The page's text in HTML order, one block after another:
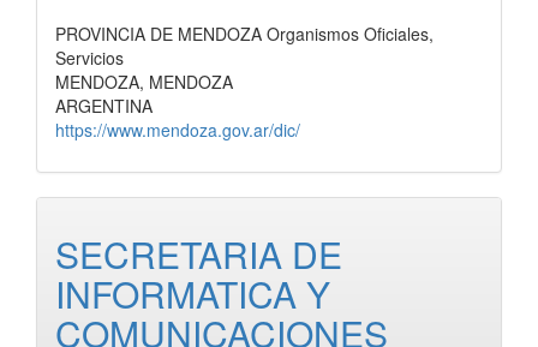
PROVINCIA DE MENDOZA Organismos Oficiales,
Servicios
MENDOZA, MENDOZA
ARGENTINA
https://www.mendoza.gov.ar/dic/
SECRETARIA DE
INFORMATICA Y
COMUNICACIONES